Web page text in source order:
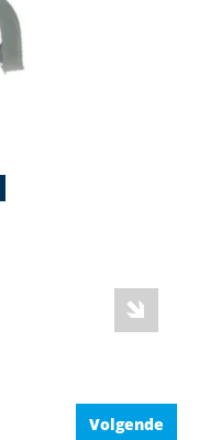
Volgende